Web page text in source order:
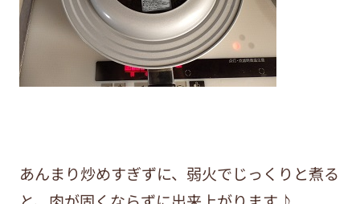
あんまり炒めすぎずに、弱火でじっくりと煮る